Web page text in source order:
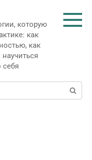
которую
как
как
себя